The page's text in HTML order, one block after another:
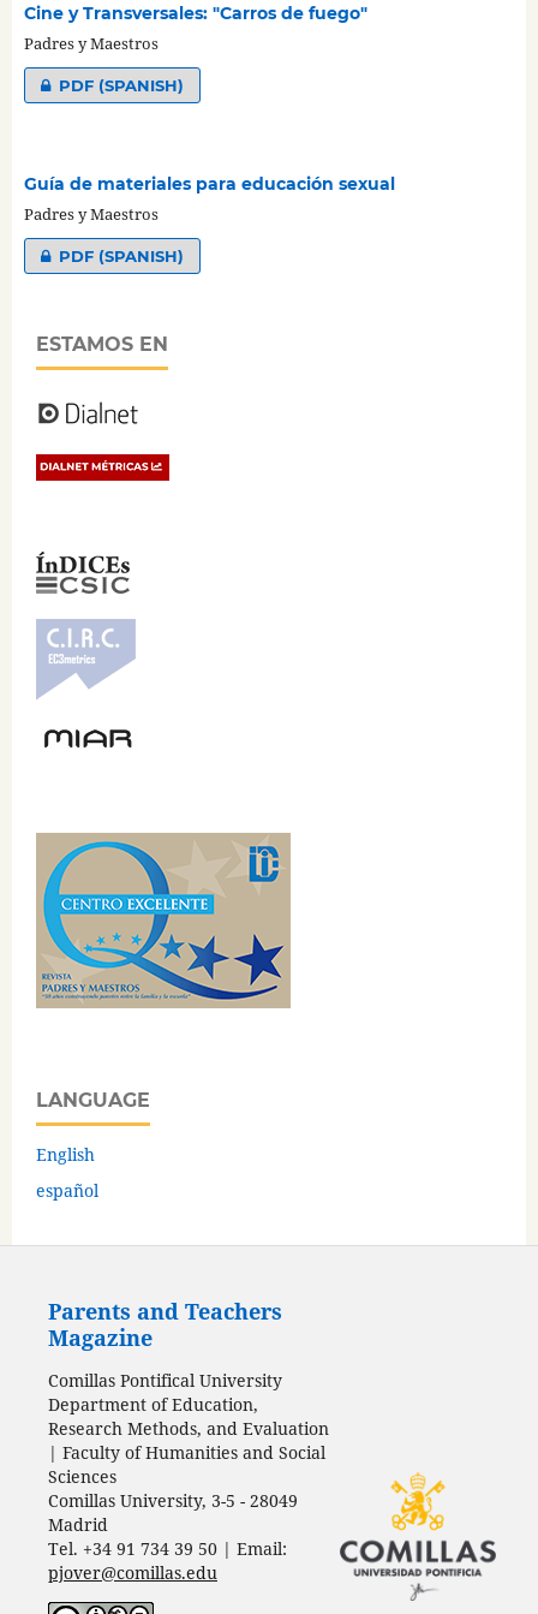
Cine y Transversales: "Carros de fuego"
Padres y Maestros
PDF (SPANISH)
Guía de materiales para educación sexual
Padres y Maestros
PDF (SPANISH)
ESTAMOS EN
LANGUAGE
English
español
Parents and Teachers
Magazine
Comillas Pontifical University
Department of Education,
Research Methods, and Evaluation
| Faculty of Humanities and Social
Sciences
Comillas University, 3-5 - 28049
Madrid
Tel. +34 91 734 39 50 | Email:
pjover@comillas.edu